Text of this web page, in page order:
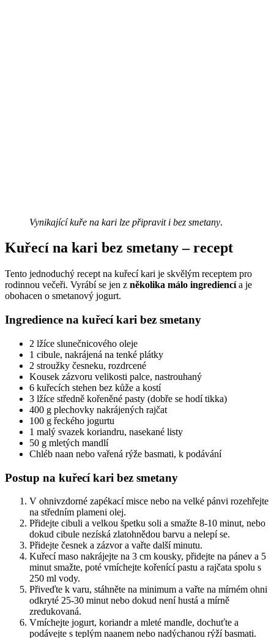
Vynikající kuře na kari lze připravit i bez smetany.
Kuřecí na kari bez smetany – recept
Tento jednoduchý recept na kuřecí kari je skvělým receptem pro
rodinnou večeři. Vyrábí se jen z několika málo ingrediencía je
obohacen o smetanový jogurt.
Ingredience na kuřecí kari bez smetany
2 lžíce slunečnicového oleje
1 cibule, nakrájená na tenké plátky
2 stroužky česneku, rozdrcené
Kousek zázvoru velikosti palce, nastrouhaný
6 kuřecích stehen bez kůže a kostí
3 lžíce středně kořeněné pasty (dobře se hodí tikka)
400 g plechovky nakrájených rajčat
100 g řeckého jogurtu
1 malý svazek koriandru, nasekané listy
50 g mletých mandlí
Chléb naan nebo vařená rýže basmati, k podávání
Postup na kuřecí kari bez smetany
V ohnivzdorné zapékací misce nebo na velké pánvi rozehřejte
na středním plameni olej.
Přidejte cibuli a velkou špetku soli a smažte 8-10 minut, nebo
dokud cibule nezíská zlatohnědou barvu a nelepí se.
Přidejte česnek a zázvor a vařte další minutu.
Kuřecí maso nakrájejte na 3 cm kousky, přidejte na pánev a 5
minut smažte, poté vmíchejte kořenící pastu a rajčata spolu s
250 ml vody.
Přiveďte k varu, stáhněte na minimum a vařte na mírném ohni
odkryté 25-30 minut nebo dokud není hustá a mírně
zredukovaná.
Vmíchejte jogurt, koriandr a mleté mandle, dochuťte a
podávejte s teplým naanem nebo nadýchanou rýží basmati.